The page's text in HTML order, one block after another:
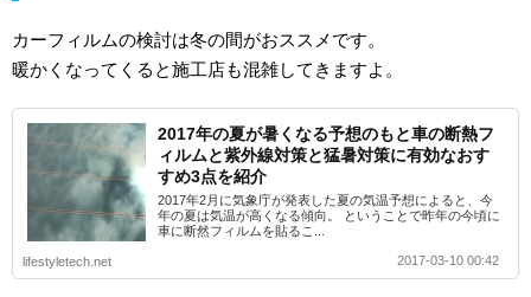
カーフィルムの検討は冬の間がおススメです。
暖かくなってくると施工店も混雑してきますよ。
2017年の夏が暑くなる予想のもと車の断熱フ
ィルムと紫外線対策と猛暑対策に有効なおす
すめ3点を紹介
2017年2月に気象庁が発表した夏の気温予想によると、今
年の夏は気温が高くなる傾向。 ということで昨年の今頃に
車に断然フィルムを貼るこ...
lifestyletech.net 2017-03-10 00:42